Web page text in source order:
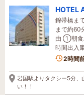
HOTEL
錦帯橋ま
まで約60
由 ①朝食
時間出入
2時間
岩国駅よりタクシー5分
い！！